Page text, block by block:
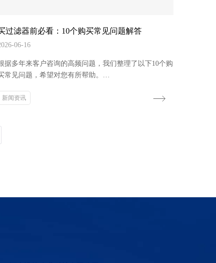
过滤器前必看：10个购买常见问题解答
06-16
据多年来客户咨询的高频问题，我们整理了以下10个购
常见问题，希望对您有所帮助。
**Q1：过滤器尺寸（寸数）怎么选？**
新闻资讯